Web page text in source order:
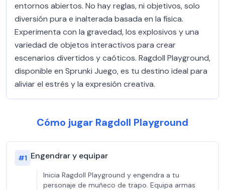
entornos abiertos. No hay reglas, ni objetivos, solo
diversión pura e inalterada basada en la física.
Experimenta con la gravedad, los explosivos y una
variedad de objetos interactivos para crear
escenarios divertidos y caóticos. Ragdoll Playground,
disponible en Sprunki Juego, es tu destino ideal para
aliviar el estrés y la expresión creativa.
Cómo jugar Ragdoll Playground
#1 Engendrar y equipar
Inicia Ragdoll Playground y engendra a tu
personaje de muñeco de trapo. Equipa armas